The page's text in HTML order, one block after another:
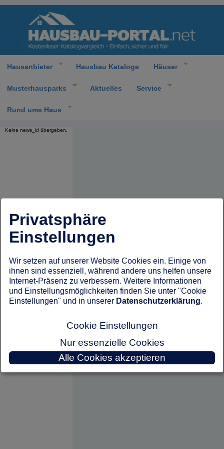
Hausanbieter Hausbau Kataloge Häuser
Musterhausparks Aktuelles Service
Rund ums Haus
Keine news_id übergeben.
Privatsphäre
Einstellungen
Wir setzen auf unserer Website Cookies ein. Einige von
ihnen sind essenziell, während andere uns helfen unsere
Internet-Präsenz zu verbessern. Weitere Informationen
und Einstellungsmöglichkeiten finden Sie unter "Cookie
Einstellungen" und in unserer Datenschutzerklärung.
Cookie Einstellungen
Nur essenzielle Cookies
Alle Cookies akzeptieren